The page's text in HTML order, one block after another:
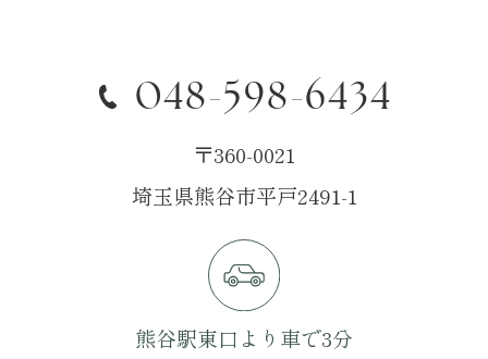
048-598-6434
〒360-0021
埼玉県熊谷市平戸2491-1
熊谷駅東口より車で3分